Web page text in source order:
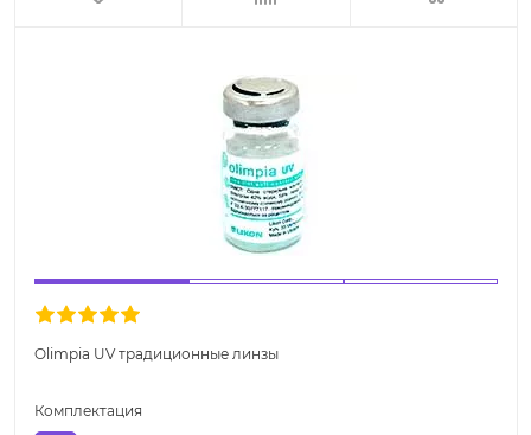
Olimpia UV традиционные линзы
Комплектация